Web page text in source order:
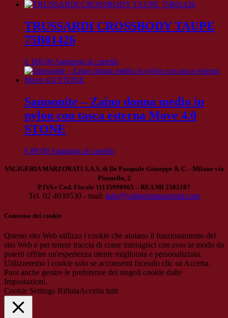
TRUSSARDI CROSSBODY TAUPE
75B01426
€ 160,00 Aggiungi al carrello
Samsonite – Zaino donna medio in
nylon con tasca esterna Move 4.0
STONE
€ 89,00 Aggiungi al carrello
VALIGERIA MARZORATI S.A.S. di De Pasquale Giuseppe & C. - Milano via
Pisanello, 2
P.IVA e Cod. Fiscale 11135990965 – REA MI 2582187
Tel. 02 4039530 - mail: info@valigeriamarzorati.com
Consenso dei cookie
Questo sito Web utilizza i cookie che aiutano il funzionamento del
sito Web e per tenere traccia di come interagisci con esso in modo da
poterti offrire un'esperienza utente migliorata e personalizzata.
Utilizzeremo i cookie solo se acconsenti facendo clic su Accetta.
Puoi anche gestire le preferenze dei singoli cookie dalle
Impostazioni.
Cookie Settings RifiutaAccetta tutti